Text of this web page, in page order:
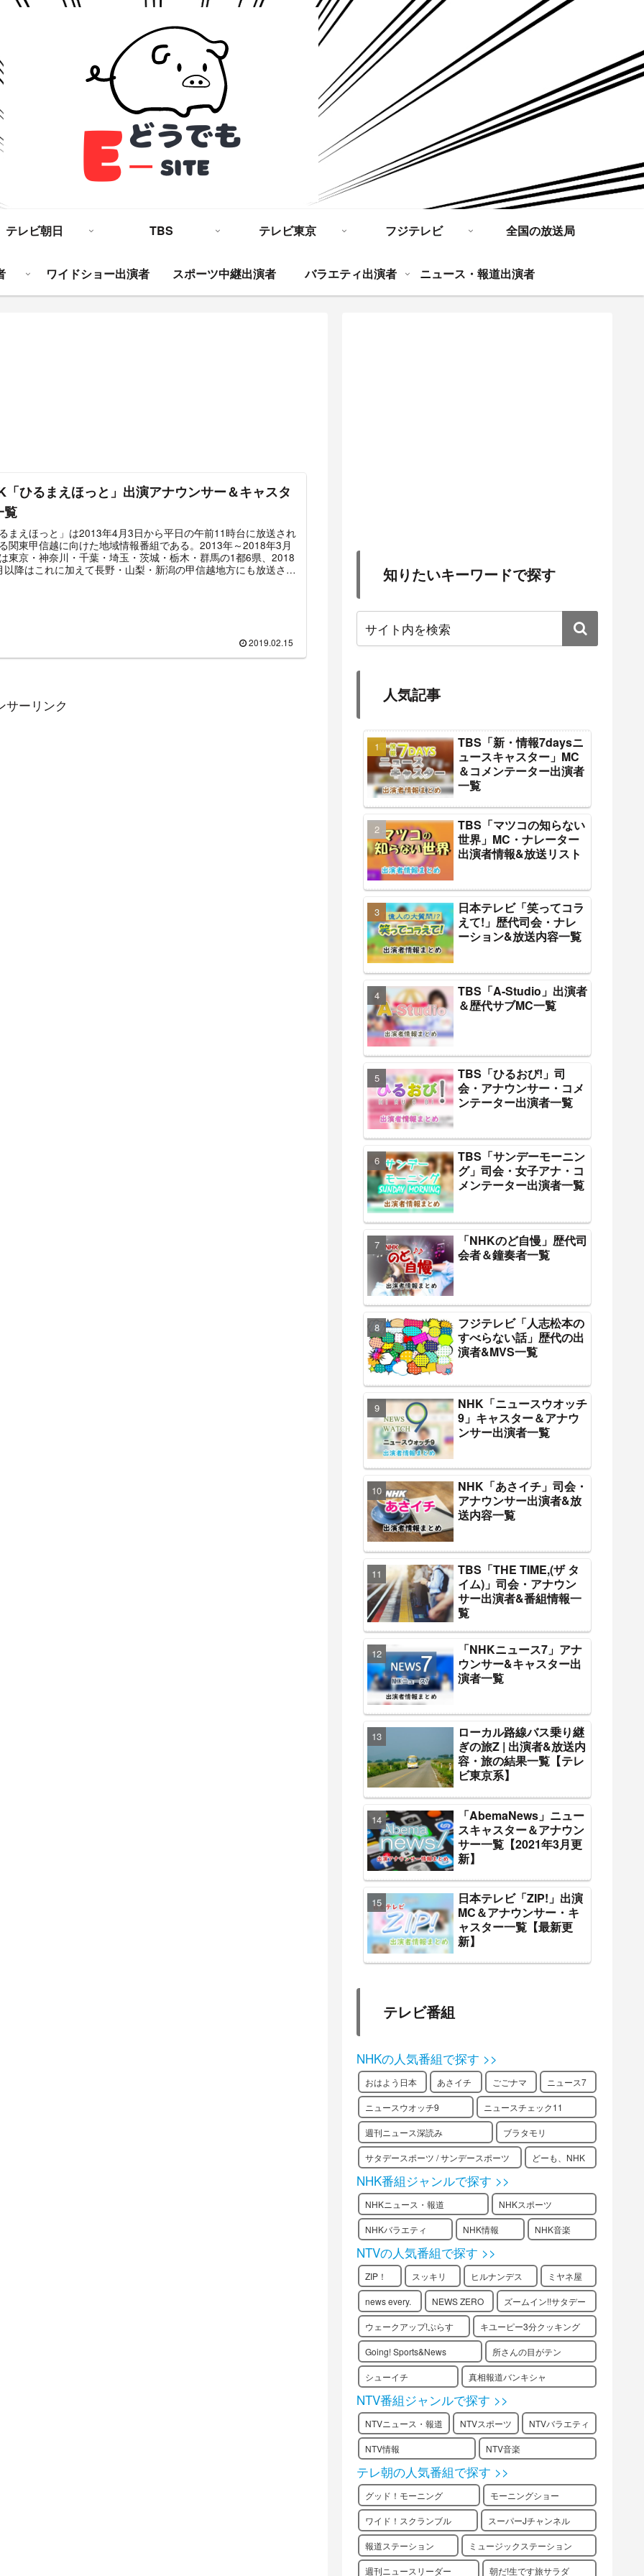
テレビ朝日 TBS テレビ東京 フジテレビ 全国の放送局
ワイドショー出演者 スポーツ中継出演者 バラエティ出演者 ニュース・報道出演者
「ひるまえほっと」出演アナウンサー＆キャスタ
覧
まえほっと」は2013年4月3日から平日の午前11時台に放送され
関東甲信越に向けた地域情報番組である。2013年～2018年3月
東京・神奈川・千葉・埼玉・茨城・栃木・群馬の1都6県、2018
以降はこれに加えて長野・山梨・新潟の甲信越地方にも放送され
インキャスターなど出演者に関する情報を中心にまとめた。
2019.02.15
サーリンク
知りたいキーワードで探す
人気記事
TBS「新・情報7daysニ
ュースキャスター」MC
＆コメンテーター出演者
一覧
TBS「マツコの知らない
世界」MC・ナレーター
出演者情報&放送リスト
日本テレビ「笑ってコラ
えて!」歴代司会・ナレ
ーション&放送内容一覧
TBS「A-Studio」出演者
＆歴代サブMC一覧
TBS「ひるおび!」司
会・アナウンサー・コメ
ンテーター出演者一覧
TBS「サンデーモーニン
グ」司会・女子アナ・コ
メンテーター出演者一覧
「NHKのど自慢」歴代司
会者＆鐘奏者一覧
フジテレビ「人志松本の
すべらない話」歴代の出
演者&MVS一覧
NHK「ニュースウオッチ
9」キャスター＆アナウ
ンサー出演者一覧
NHK「あさイチ」司会・
アナウンサー出演者&放
送内容一覧
TBS「THE TIME,(ザ タ
イム)」司会・アナウン
サー出演者&番組情報一
覧
「NHKニュース7」アナ
ウンサー&キャスター出
演者一覧
ローカル路線バス乗り継
ぎの旅Z | 出演者&放送内
容・旅の結果一覧【テレ
ビ東京系】
「AbemaNews」ニュー
スキャスター＆アナウン
サー一覧【2021年3月更
新】
日本テレビ「ZIP!」出演
MC＆アナウンサー・キ
ャスター一覧【最新更
新】
テレビ番組
NHKの人気番組で探す >>
おはよう日本 あさイチ ごごナマ ニュース7
ニュースウオッチ9 ニュースチェック11
週刊ニュース深読み ブラタモリ
サタデースポーツ / サンデースポーツ どーも、NHK
NHK番組ジャンルで探す >>
NHKニュース・報道 NHKスポーツ
NHKバラエティ NHK情報 NHK音楽
NTVの人気番組で探す >>
ZIP！ スッキリ ヒルナンデス ミヤネ屋
news every. NEWS ZERO ズームイン!!サタデー
ウェークアップ!ぷらす キユーピー3分クッキング
Going! Sports&News 所さんの目がテン
シューイチ 真相報道バンキシャ
NTV番組ジャンルで探す >>
NTVニュース・報道 NTVスポーツ NTVバラエティ
NTV情報 NTV音楽
テレ朝の人気番組で探す >>
グッド！モーニング モーニングショー
ワイド！スクランブル スーパーJチャンネル
報道ステーション ミュージックステーション
週刊ニュースリーダー 朝だ!生です旅サラダ